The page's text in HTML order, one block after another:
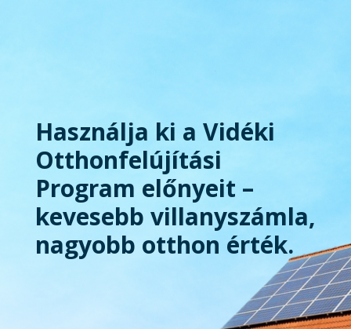
Használja ki a Vidéki
Otthonfelújítási
Program előnyeit –
kevesebb villanyszámla,
nagyobb otthon érték.